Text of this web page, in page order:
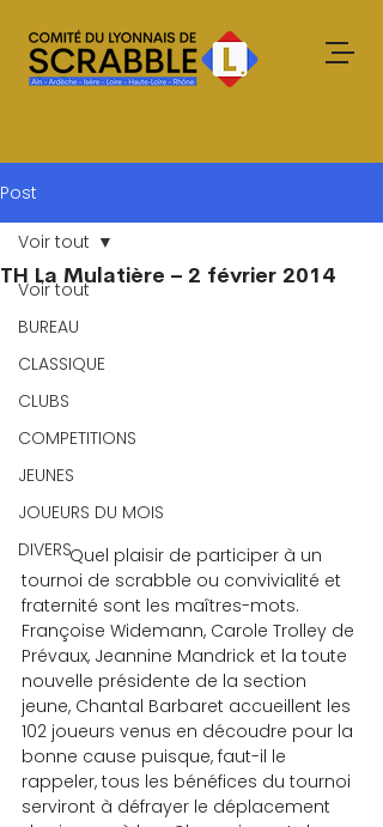
Post
Voir tout
BUREAU
CLASSIQUE
CLUBS
COMPETITIONS
JEUNES
JOUEURS DU MOIS
DIVERS
Voir tout
TH La Mulatière – 2 février 2014
	Quel plaisir de participer à un
tournoi de scrabble ou convivialité et
fraternité sont les maîtres-mots.
Françoise Widemann, Carole Trolley de
Prévaux, Jeannine Mandrick et la toute
nouvelle présidente de la section
jeune, Chantal Barbaret accueillent les
102 joueurs venus en découdre pour la
bonne cause puisque, faut-il le
rappeler, tous les bénéfices du tournoi
serviront à défrayer le déplacement